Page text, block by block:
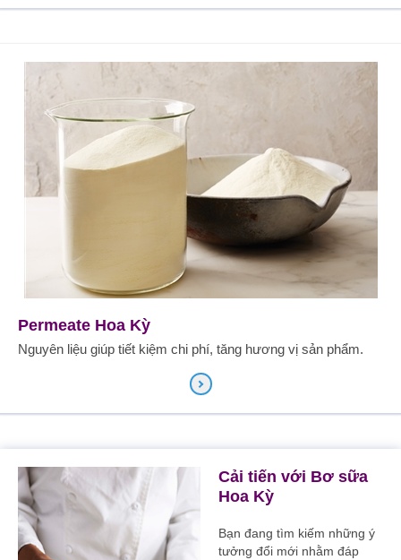
Permeate Hoa Kỳ
Nguyên liệu giúp tiết kiệm chi phí, tăng hương vị sản phẩm.
Cải tiến với Bơ sữa
Hoa Kỳ
Bạn đang tìm kiếm những ý
tưởng đổi mới nhằm đáp